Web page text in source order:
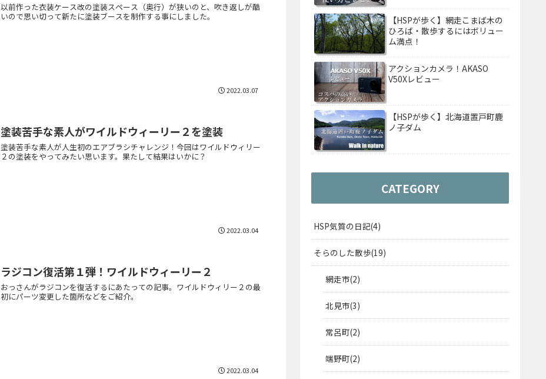
以前作った衣装ケース改の塗装スペース（奥行）が狭いのと、吹き返しが酷
いので思い切って新たに塗装ブースを制作する事にしました。
2022.03.07
塗装苦手な素人がワイルドウィーリー２を塗装
塗装苦手な素人が人生初のエアブラシチャレンジ！今回はワイルドウィリー
２の塗装をやってみたい思います。果たして結果はいかに？
2022.03.04
ラジコン復活第１弾！ワイルドウィーリー２
おっさんがラジコンを復活するにあたっての記事。ワイルドウィリー２の最
初にパーツ変更した箇所などをご紹介。
2022.03.04
【HSPが歩く】網走こまば木の
ひろば・散歩するにはボリュー
ム満点！
アクションカメラ！AKASO
V50Xレビュー
【HSPが歩く】北海道置戸町鹿
ノ子ダム
CATEGORY
HSP気質の日記 4
そらのした散歩 19
網走市 2
北見市 3
常呂町 2
端野町 2